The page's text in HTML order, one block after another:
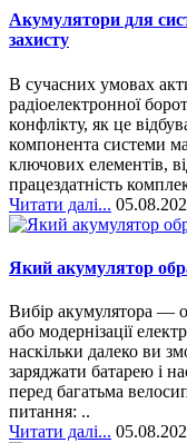
Акумулятори для
захисту
В сучасних умовах
радіоелектронної
конфлікту, як це
компонента системи
ключових елементів,
працездатність
Читати далі...
Який акумулятор
Вибір акумулятора —
або модернізації
наскільки далеко ви
заряджати батарею і
перед багатьма
питання: ..
Читати далі...